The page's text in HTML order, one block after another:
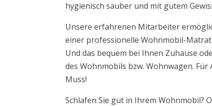
hygienisch sauber und mit gutem
Unsere erfahrenen Mitarbeiter
einer professionelle Wohnmobil-
Und das bequem bei Ihnen Zuhause
des Wohnmobils bzw. Wohnwagen. Für
Muss!
Schlafen Sie gut in Ihrem Wohnmobil?